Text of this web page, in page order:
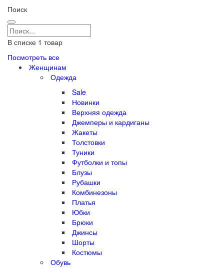
Поиск
В списке 1 товар
Посмотреть все
Женщинам
Одежда
Sale
Новинки
Верхняя одежда
Джемперы и кардиганы
Жакеты
Толстовки
Туники
Футболки и топы
Блузы
Рубашки
Комбинезоны
Платья
Юбки
Брюки
Джинсы
Шорты
Костюмы
Обувь